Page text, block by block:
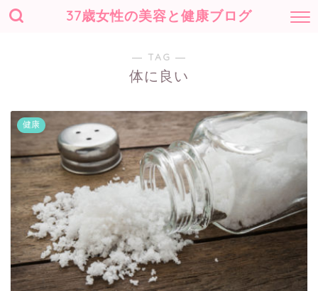
37歳女性の美容と健康ブログ
― TAG ―
体に良い
健康